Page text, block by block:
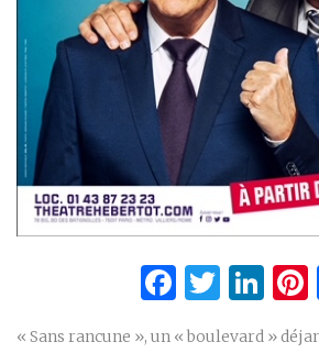
« Sans rancune », un « boulevard »